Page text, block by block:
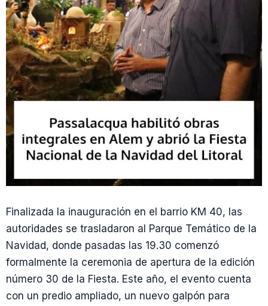
Finalizada la inauguración en el barrio KM 40, las
autoridades se trasladaron al Parque Temático de la
Navidad, donde pasadas las 19.30 comenzó
formalmente la ceremonia de apertura de la edición
número 30 de la Fiesta. Este año, el evento cuenta
con un predio ampliado, un nuevo galpón para